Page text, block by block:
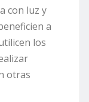
con luz y
a
los
otras